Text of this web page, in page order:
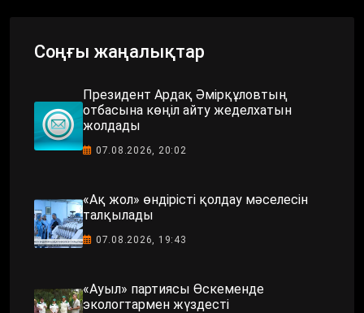
Соңғы жаңалықтар
Президент Ардақ Әмірқұловтың
отбасына көңіл айту жеделхатын
жолдады
07.08.2026, 20:02
«Ақ жол» өндірісті қолдау мәселесін
талқылады
07.08.2026, 19:43
«Ауыл» партиясы Өскеменде
экологтармен жүздесті